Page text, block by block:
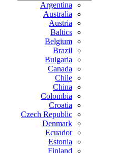
Argentina
Australia
Austria
Baltics
Belgium
Brazil
Bulgaria
Canada
Chile
China
Colombia
Croatia
Czech Republic
Denmark
Ecuador
Estonia
Finland